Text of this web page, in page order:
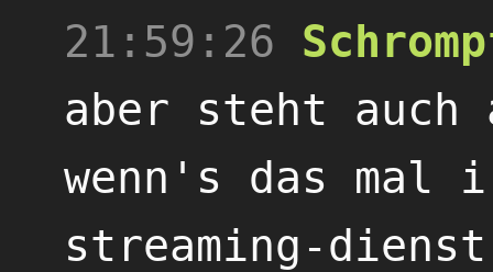
21:59:26
aber steht
wenn's das mal
streaming-